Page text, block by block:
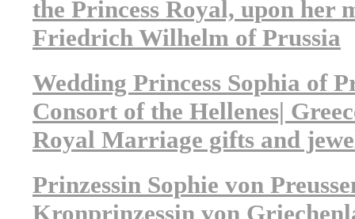
the Princess Royal, upon her
Friedrich Wilhelm of Prussia
Wedding Princess Sophia of
Consort of the Hellenes|
Royal Marriage gifts and
Prinzessin Sophie von
Kronprinzessin von